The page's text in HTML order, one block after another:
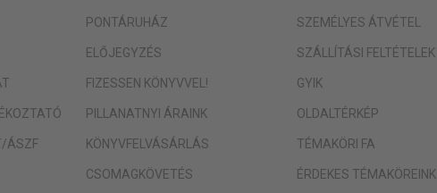
ÁSZF
PONTÁRUHÁZ
ELŐJEGYZÉS
FIZESSEN KÖNYVVEL!
PILLANATNYI ÁRAINK
KÖNYVFELVÁSÁRLÁS
CSOMAGKÖVETÉS
SZEMÉLYES ÁTVÉTEL
SZÁLLÍTÁSI FELTÉTELEK
GYIK
OLDALTÉRKÉP
TÉMAKÖRI FA
ÉRDEKES TÉMAKÖREINK